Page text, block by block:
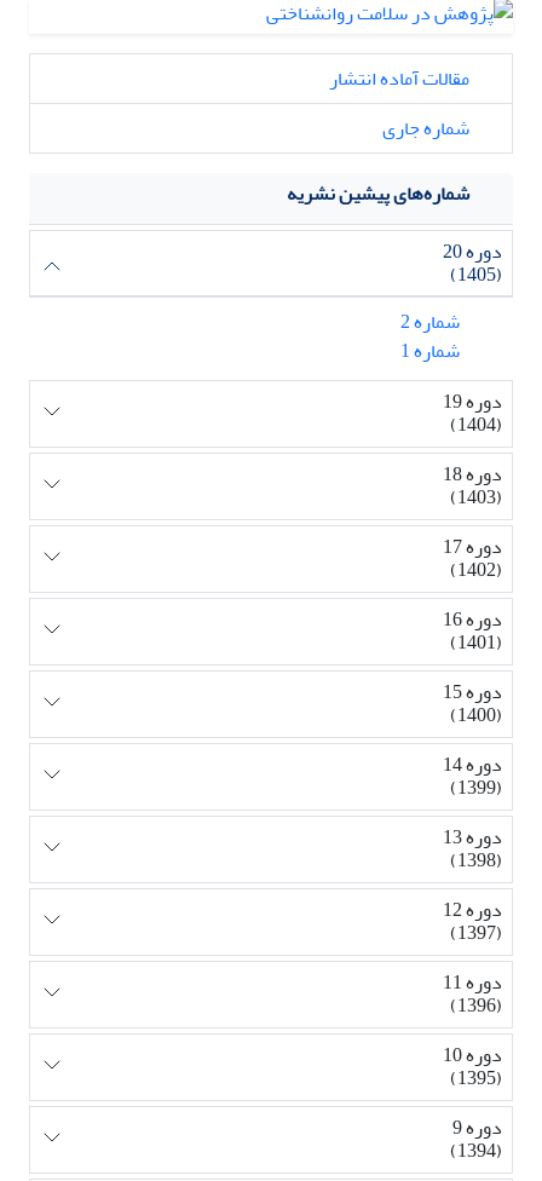
مقالات آماده انتشار
شماره جاری
شماره‌های پیشین نشریه
دوره 20
(1405)
شماره 2
شماره 1
دوره 19
(1404)
دوره 18
(1403)
دوره 17
(1402)
دوره 16
(1401)
دوره 15
(1400)
دوره 14
(1399)
دوره 13
(1398)
دوره 12
(1397)
دوره 11
(1396)
دوره 10
(1395)
دوره 9
(1394)